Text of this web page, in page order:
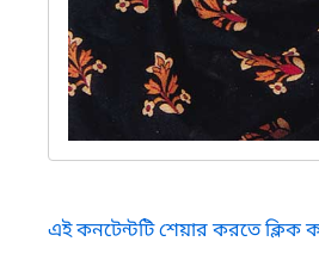
এই কনটেন্টটি শেয়ার করতে ক্লিক